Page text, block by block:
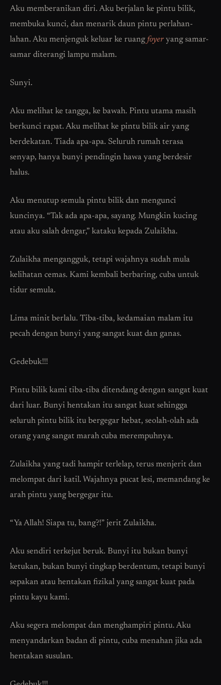
Aku memberanikan diri. Aku berjalan ke pintu bilik,
membuka kunci, dan menarik daun pintu perlahan-
lahan. Aku menjenguk keluar ke ruang foyer yang samar-
samar diterangi lampu malam.
Sunyi.
Aku melihat ke tangga, ke bawah. Pintu utama masih
berkunci rapat. Aku melihat ke pintu bilik air yang
berdekatan. Tiada apa-apa. Seluruh rumah terasa
senyap, hanya bunyi pendingin hawa yang berdesir
halus.
Aku menutup semula pintu bilik dan mengunci
kuncinya. “Tak ada apa-apa, sayang. Mungkin kucing
atau aku salah dengar,” kataku kepada Zulaikha.
Zulaikha mengangguk, tetapi wajahnya sudah mula
kelihatan cemas. Kami kembali berbaring, cuba untuk
tidur semula.
Lima minit berlalu. Tiba-tiba, kedamaian malam itu
pecah dengan bunyi yang sangat kuat dan ganas.
Gedebuk!!!
Pintu bilik kami tiba-tiba ditendang dengan sangat kuat
dari luar. Bunyi hentakan itu sangat kuat sehingga
seluruh pintu bilik itu bergegar hebat, seolah-olah ada
orang yang sangat marah cuba merempuhnya.
Zulaikha yang tadi hampir terlelap, terus menjerit dan
melompat dari katil. Wajahnya pucat lesi, memandang ke
arah pintu yang bergegar itu.
“Ya Allah! Siapa tu, bang?!” jerit Zulaikha.
Aku sendiri terkejut beruk. Bunyi itu bukan bunyi
ketukan, bukan bunyi tingkap berdentum, tetapi bunyi
sepakan atau hentakan fizikal yang sangat kuat pada
pintu kayu kami.
Aku segera melompat dan menghampiri pintu. Aku
menyandarkan badan di pintu, cuba menahan jika ada
hentakan susulan.